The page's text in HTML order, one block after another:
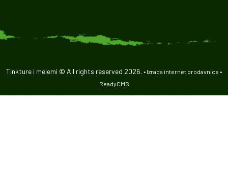
Tinkture i melemi © All rights reserved 2026. • Izrada internet prodavnice •
ReadyCMS